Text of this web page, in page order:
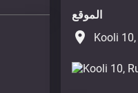
الموقع
place Kooli